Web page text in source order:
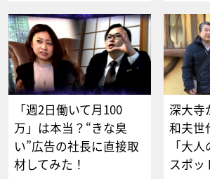
「週2日働いて月100
万」は本当？“きな臭
い”広告の社長に直接取
材してみた！
深大寺
和夫世
「大
スポッ